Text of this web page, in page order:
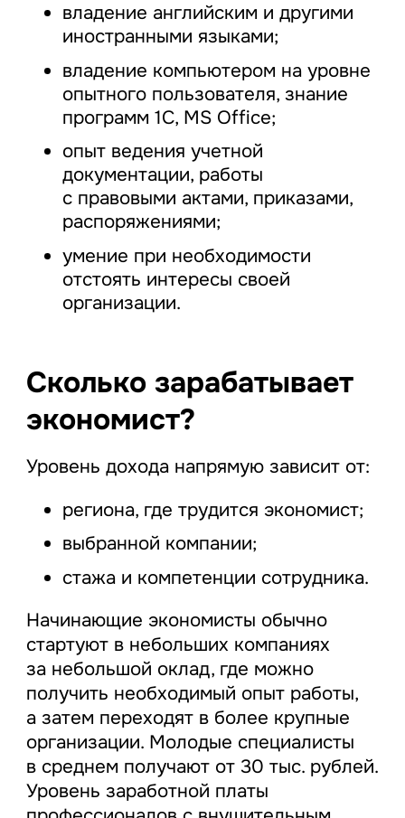
владение английским и другими
иностранными языками;
владение компьютером на уровне
опытного пользователя, знание
программ 1С, MS Office;
опыт ведения учетной
документации, работы
с правовыми актами, приказами,
распоряжениями;
умение при необходимости
отстоять интересы своей
организации.
Сколько зарабатывает
экономист?
Уровень дохода напрямую зависит от:
региона, где трудится экономист;
выбранной компании;
стажа и компетенции сотрудника.
Начинающие экономисты обычно
стартуют в небольших компаниях
за небольшой оклад, где можно
получить необходимый опыт работы,
а затем переходят в более крупные
организации. Молодые специалисты
в среднем получают от 30 тыс. рублей.
Уровень заработной платы